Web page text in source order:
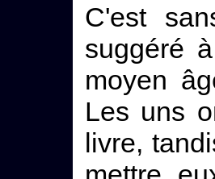
C'est
suggéré
moyen
Les uns
livre,